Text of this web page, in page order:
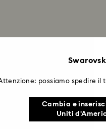
possiamo spedire il
Cambia e
Uniti